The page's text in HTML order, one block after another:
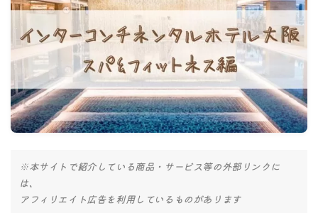
舞台・ライブ
名古屋
ナナちゃん人形
※本サイトで紹介している商品・サービス等の外部リンクに
は、
アフィリエイト広告を利用しているものがあります